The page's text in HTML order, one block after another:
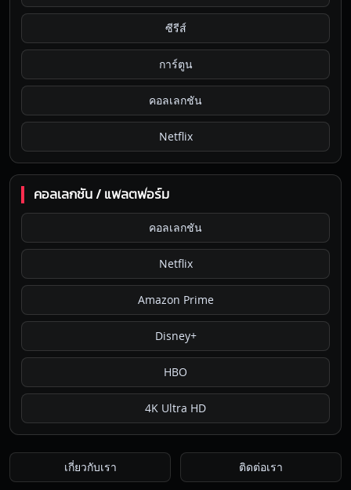
ซีรีส์
การ์ตูน
คอลเลกชัน
Netflix
คอลเลกชัน / แพลตฟอร์ม
คอลเลกชัน
Netflix
Amazon Prime
Disney+
HBO
4K Ultra HD
เกี่ยวกับเรา ติดต่อเรา